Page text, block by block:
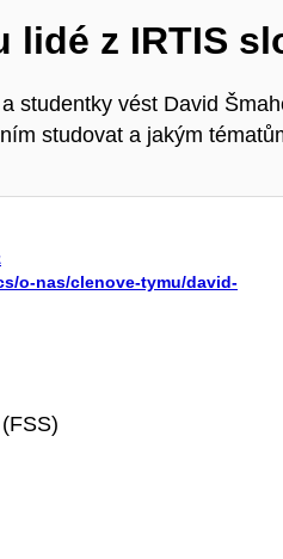
lidé z IRTIS
studentky vést David
studovat a jakým
o-nas/clenove-tymu/david-